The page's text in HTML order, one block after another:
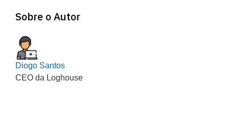
Sobre o Autor
Diogo Santos
CEO da Loghouse